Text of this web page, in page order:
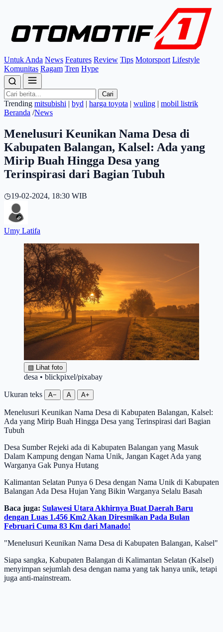
Untuk Anda News Features Review Tips Motorsport Lifestyle
Komunitas Ragam Tren Hype
Cari
Trending mitsubishi | byd | harga toyota | wuling | mobil listrik
Beranda /News
Menelusuri Keunikan Nama Desa di
Kabupaten Balangan, Kalsel: Ada yang
Mirip Buah Hingga Desa yang
Terinspirasi dari Bagian Tubuh
◷19-02-2024, 18:30 WIB
Umy Latifa
▧ Lihat foto
desa • blickpixel/pixabay
Ukuran teks A− A A+
Menelusuri Keunikan Nama Desa di Kabupaten Balangan, Kalsel:
Ada yang Mirip Buah Hingga Desa yang Terinspirasi dari Bagian
Tubuh
Desa Sumber Rejeki ada di Kabupaten Balangan yang Masuk
Dalam Kampung dengan Nama Unik, Jangan Kaget Ada yang
Warganya Gak Punya Hutang
Kalimantan Selatan Punya 6 Desa dengan Nama Unik di Kabupaten
Balangan Ada Desa Hujan Yang Bikin Warganya Selalu Basah
Baca juga: Sulawesi Utara Akhirnya Buat Daerah Baru
dengan Luas 1.456 Km2 Akan Diresmikan Pada Bulan
Februari Cuma 83 Km dari Manado!
"Menelusuri Keunikan Nama Desa di Kabupaten Balangan, Kalsel"
Siapa sangka, Kabupaten Balangan di Kalimantan Selatan (Kalsel)
menyimpan sejumlah desa dengan nama yang tak hanya unik, tetapi
juga anti-mainstream.